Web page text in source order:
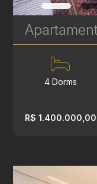
4 Dorms
R$ 1.400.000,00